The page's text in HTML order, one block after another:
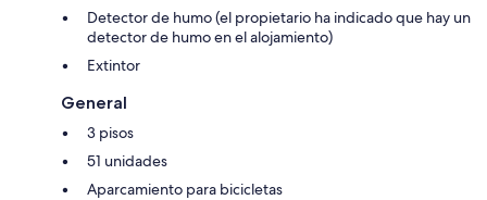
Detector de humo (el propietario ha indicado que hay un
detector de humo en el alojamiento)
Extintor
General
3 pisos
51 unidades
Aparcamiento para bicicletas